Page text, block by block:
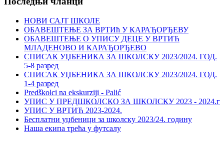
НОВИ САЈТ ШКОЛЕ
ОБАВЕШТЕЊЕ ЗА ВРТИћ У КАРАЂОРЂЕВУ
ОБАВЕШТЕЊЕ О УПИСУ ДЕЦЕ У ВРТИЋ
МЛАДЕНОВО И КАРАЂОРЂЕВО
СПИСАК УЏБЕНИКА ЗА ШКОЛСКУ 2023/2024. ГОД.
5-8 разред
СПИСАК УЏБЕНИКА ЗА ШКОЛСКУ 2023/2024. ГОД.
1-4 разред
Predškolci na ekskurziji - Palić
УПИС У ПРЕДШКОЛСКО ЗА ШКОЛСКУ 2023 - 2024.г
УПИС У ВРТИЋ 2023-2024.
Бесплатни уџбеници за школску 2023/24. годину
Наша екипа трећа у футсалу